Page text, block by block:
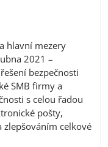
hlavní mezery
2021 –
bezpečnosti
SMB firmy a
s celou řadou
pošty,
celkové